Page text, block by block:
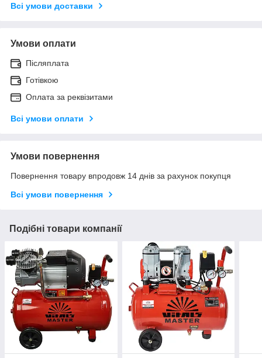
Всі умови доставки
Умови оплати
Післяплата
Готівкою
Оплата за реквізитами
Всі умови оплати
Умови повернення
Повернення товару впродовж 14 днів за рахунок покупця
Всі умови повернення
Подібні товари компанії